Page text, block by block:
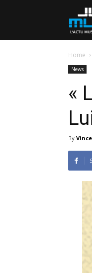
Home
News
«
By